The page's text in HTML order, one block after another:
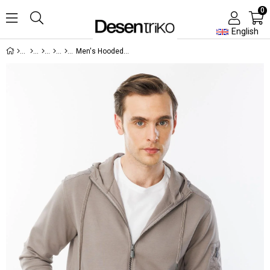
English
0
Men's Hooded Kangaroo Pocket Sweatshirt